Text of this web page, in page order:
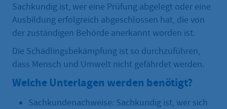
Sachkundig ist, wer eine Prüfung abgelegt oder eine
Ausbildung erfolgreich abgeschlossen hat, die von
der zuständigen Behörde anerkannt worden ist.
Die Schädlingsbekämpfung ist so durchzuführen,
dass Mensch und Umwelt nicht gefährdet werden.
Welche Unterlagen werden benötigt?
Sachkundenachweise: Sachkundig ist, wer sich